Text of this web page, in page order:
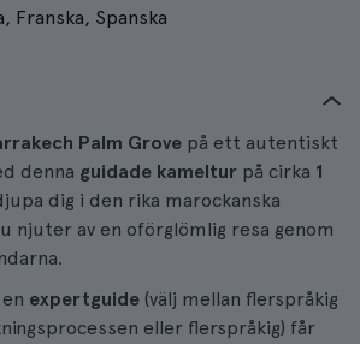
Franska, Spanska
Palm Grove på ett autentiskt
denna guidade kameltur på cirka 1
dig i den rika marockanska
njuter av en oförglömlig resa genom
expertguide (välj mellan flerspråkig
eller flerspråkig) får